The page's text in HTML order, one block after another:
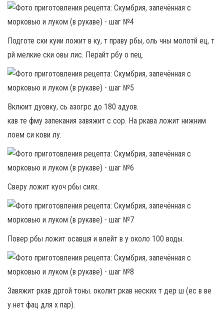
Подготе ски куии ложит в ку, т праву рбы, оль чны молотй ец, т
рй мелкие ски овы лис. Перайт рбу о пец.
Вклюит дуовку, сь азогрс до 180 адуов.
кав те фму запекания завяжит с сор. На ркава ложит нижним
лоем си кови лу.
Сверу ложит куоч рбы сиях.
Повер рбы ложит осавшя и влейт в у около 100 воды.
Завяжит ркав дргой тоны. околит ркав неских т дер ш (ес в ве
у нет фац для х пар).